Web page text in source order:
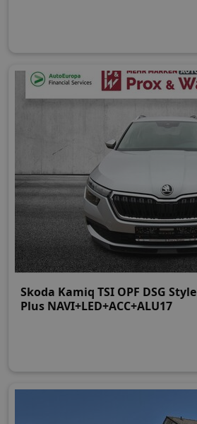
Skoda Kamiq TSI OPF DSG Style
Plus NAVI+LED+ACC+ALU17